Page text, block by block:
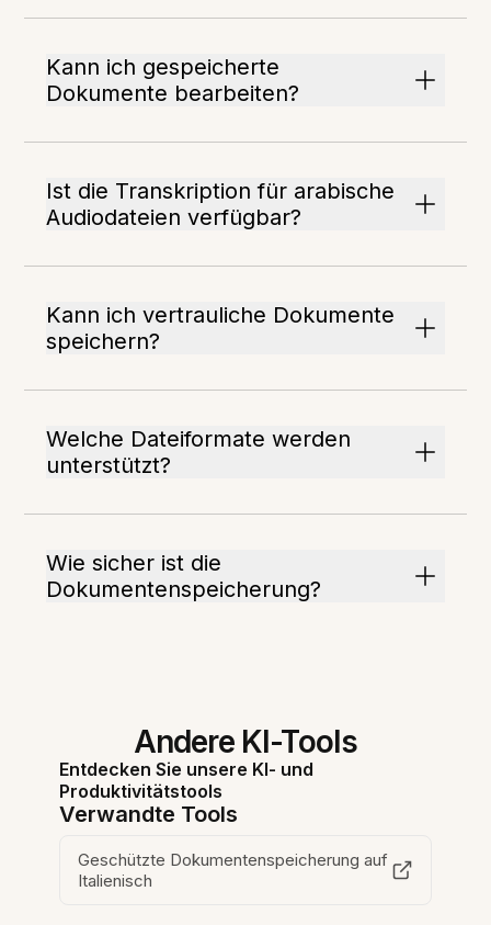
Kann ich gespeicherte
Dokumente bearbeiten?
Ist die Transkription für arabische
Audiodateien verfügbar?
Kann ich vertrauliche Dokumente
speichern?
Welche Dateiformate werden
unterstützt?
Wie sicher ist die
Dokumentenspeicherung?
Andere KI-Tools
Entdecken Sie unsere KI- und
Produktivitätstools
Verwandte Tools
Geschützte Dokumentenspeicherung auf
Italienisch